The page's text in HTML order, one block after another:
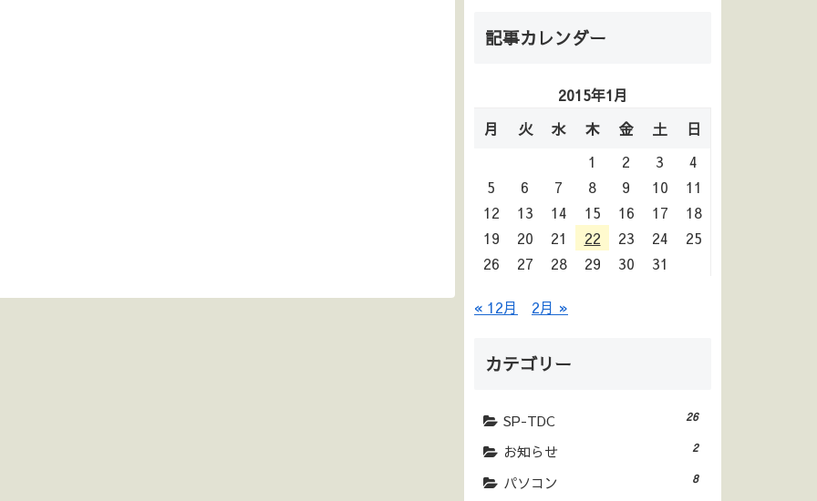
記事カレンダー
2015年1月
月
火 水 木 金 土
日
1
2 3
4
5
6 7 8 9 10
11
12
13 14 15 16 17
18
19
20 21 22 23 24
25
26
27 28 29 30 31
« 12月 2月 »
カテゴリー
SP-TDC 26
お知らせ 2
パソコン 8